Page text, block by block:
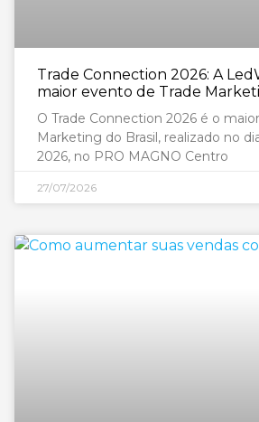
Trade Connection 2026: A
maior evento de Trade
O Trade Connection 2026 é o
Marketing do Brasil, realizado no
2026, no PRO MAGNO Centro
27/07/2026